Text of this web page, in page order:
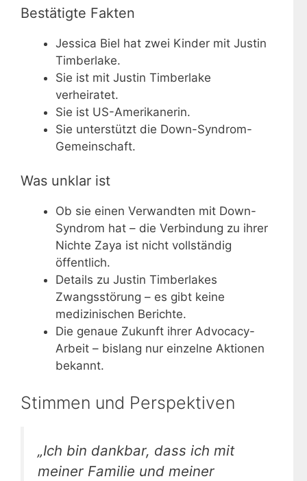
Bestätigte Fakten
Jessica Biel hat zwei Kinder mit Justin
Timberlake.
Sie ist mit Justin Timberlake
verheiratet.
Sie ist US-Amerikanerin.
Sie unterstützt die Down-Syndrom-
Gemeinschaft.
Was unklar ist
Ob sie einen Verwandten mit Down-
Syndrom hat – die Verbindung zu ihrer
Nichte Zaya ist nicht vollständig
öffentlich.
Details zu Justin Timberlakes
Zwangsstörung – es gibt keine
medizinischen Berichte.
Die genaue Zukunft ihrer Advocacy-
Arbeit – bislang nur einzelne Aktionen
bekannt.
Stimmen und Perspektiven
„Ich bin dankbar, dass ich mit
meiner Familie und meiner